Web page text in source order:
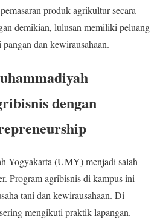
produk agrikultur secara
demikian, lulusan memiliki peluang
dan kewirausahaan.
dengan
Yogyakarta (UMY) menjadi salah
Program agribisnis di kampus ini
tani dan kewirausahaan. Di
mengikuti praktik lapangan.